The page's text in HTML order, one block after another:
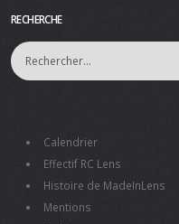
RECHERCHE
Calendrier
Effectif RC Lens
Histoire de MadeInLens
Mentions